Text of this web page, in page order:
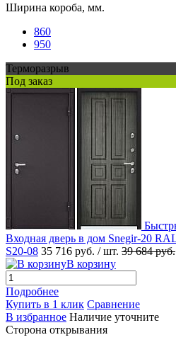
Ширина короба, мм.
860
950
Терморазрыв
Под заказ
Входная дверь в дом Snegir-20
S20-08 35 716 руб. / шт. 39 684 руб.
В корзину
Подробнее
Купить в 1 клик Сравнение
В избранное Наличие уточните
Сторона открывания